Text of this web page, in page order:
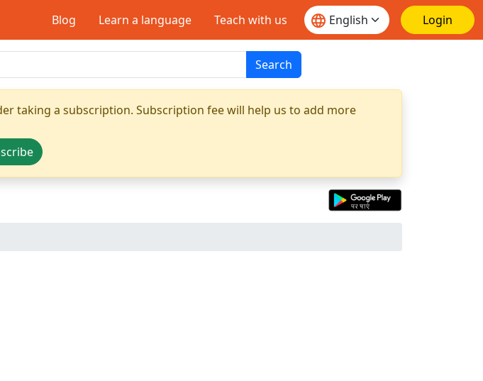
Blog Learn a language Teach with us Login
Search
taking a subscription. Subscription fee will help us to add more